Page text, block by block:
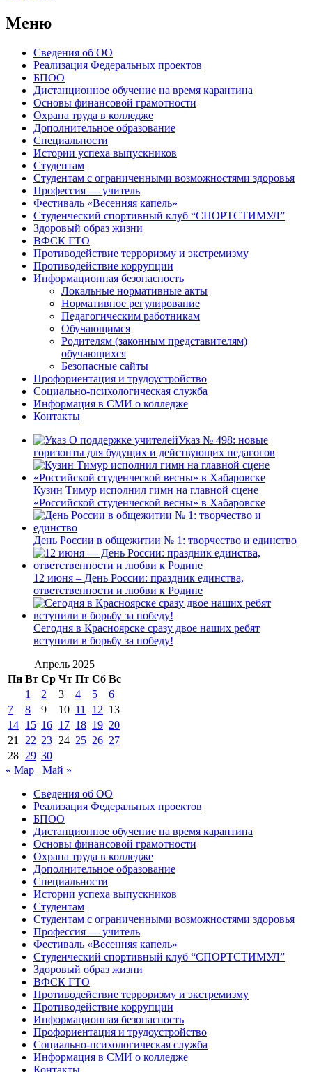
Меню
Сведения об ОО
Реализация Федеральных проектов
БПОО
Дистанционное обучение на время карантина
Основы финансовой грамотности
Охрана труда в колледже
Дополнительное образование
Специальности
Истории успеха выпускников
Студентам
Студентам с ограниченными возможностями здоровья
Профессия — учитель
Фестиваль «Весенняя капель»
Студенческий спортивный клуб “СПОРТСТИМУЛ”
Здоровый образ жизни
ВФСК ГТО
Противодействие терроризму и экстремизму
Противодействие коррупции
Информационная безопасность
Локальные нормативные акты
Нормативное регулирование
Педагогическим работникам
Обучающимся
Родителям (законным представителям)
обучающихся
Безопасные сайты
Профориентация и трудоустройство
Социально-психологическая служба
Информация в СМИ о колледже
Контакты
Указ № 498: новые
горизонты для будущих и действующих педагогов
Кузин Тимур исполнил гимн на главной сцене
«Российской студенческой весны» в Хабаровске
День России в общежитии № 1: творчество и единство
12 июня – День России: праздник единства,
ответственности и любви к Родине
Сегодня в Красноярске сразу двое наших ребят
вступили в борьбу за победу!
Апрель 2025
Пн Вт Ср Чт Пт Сб Вс
1
2 3 4 5
6
7
8 9 10 11 12 13
14 15 16 17 18 19 20
21
22 23 24 25 26 27
28 29 30
« Мар
Май »
Сведения об ОО
Реализация Федеральных проектов
БПОО
Дистанционное обучение на время карантина
Основы финансовой грамотности
Охрана труда в колледже
Дополнительное образование
Специальности
Истории успеха выпускников
Студентам
Студентам с ограниченными возможностями здоровья
Профессия — учитель
Фестиваль «Весенняя капель»
Студенческий спортивный клуб “СПОРТСТИМУЛ”
Здоровый образ жизни
ВФСК ГТО
Противодействие терроризму и экстремизму
Противодействие коррупции
Информационная безопасность
Профориентация и трудоустройство
Социально-психологическая служба
Информация в СМИ о колледже